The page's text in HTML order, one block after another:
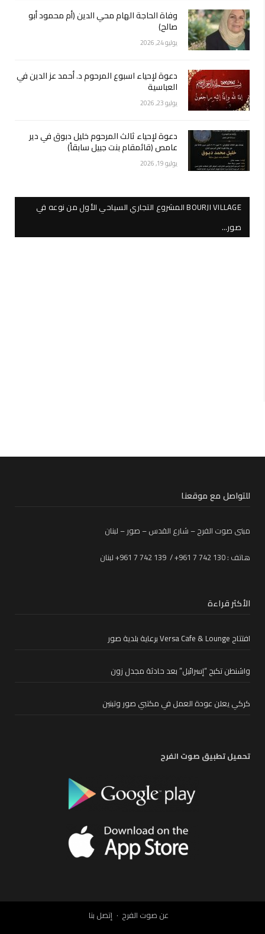
وفاة الحاجة الهام محي الدين (أم محمود أبو
صالح)
يوليو 24, 2026
دعوة لإحياء اسبوع المرحوم د. أحمد عز الدين في
العباسية
يوليو 23, 2026
دعوة لإحياء ثالث المرحوم خليل دبوق في دير
عامص (قائمقام بنت جبيل سابقاً)
يوليو 19, 2026
BOURJI VILLAGE المشروع التجاري السياحي الأول من نوعه في
صور…
للتواصل مع موقعنا
مبنى صوت الفرح – شارع القدس – صور – لبنان
هاتف : 130 742 7 961+ / 139 742 7 961+ لبنان
الأكثر قراءة
افتتاح Versa Cafe & Lounge برعاية بلدية صور
واشنطن تكبح “إسرائيل” بعد حادثة مجدل زون
كركي يعلن عودة العمل في مكتبي صور وتبنين
تحميل تطبيق صوت الفرح
عن صوت الفرح إتصل بنا